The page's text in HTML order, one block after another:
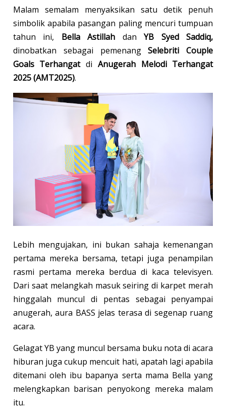
Malam semalam menyaksikan satu detik penuh
simbolik apabila pasangan paling mencuri tumpuan
tahun ini, Bella Astillah danYB Syed Saddiq,
dinobatkan sebagai pemenangSelebriti Couple
Goals Terhangatdi Anugerah Melodi Terhangat
2025 (AMT2025).
Lebih mengujakan, ini bukan sahaja kemenangan
pertama mereka bersama, tetapi juga penampilan
rasmi pertama mereka berdua di kaca televisyen.
Dari saat melangkah masuk seiring di karpet merah
hinggalah muncul di pentas sebagai penyampai
anugerah, aura BASS jelas terasa di segenap ruang
acara.
Gelagat YB yang muncul bersama buku nota di acara
hiburan juga cukup mencuit hati, apatah lagi apabila
ditemani oleh ibu bapanya serta mama Bella yang
melengkapkan barisan penyokong mereka malam
itu.